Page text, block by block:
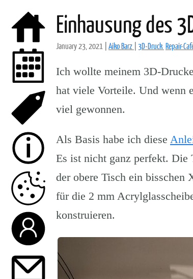
Einhausung des
January 23, 2021 Aiko Barz 3D-Druck Repair-
Ich wollte meinem 3D-
hat viele Vorteile. Und wenn
viel gewonnen.
Als Basis habe ich diese
Es ist nicht ganz perfekt. Die
der obere Tisch ein bisschen
für die 2 mm
konstruieren.